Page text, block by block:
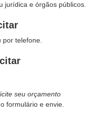
jurídica e órgãos públicos.
por telefone.
seu orçamento
formulário e envie.